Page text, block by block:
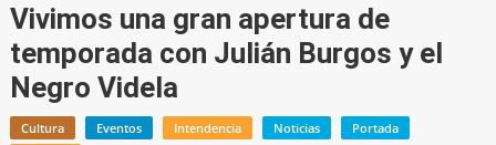
Vivimos una gran apertura de
temporada con Julián Burgos y el
Negro Videla
Cultura Eventos Intendencia Noticias
Portada